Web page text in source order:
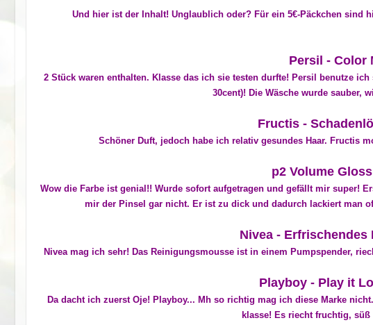
Und hier ist der Inhalt! Unglaublich oder? Für ein 5€-Päckchen sind
Persil - Color
2 Stück waren enthalten. Klasse das ich sie testen durfte! Persil benutze
30cent)! Die Wäsche wurde sauber,
Fructis -
Schöner Duft, jedoch habe ich relativ gesundes Haar. Fructis
p2 Volume
Wow die Farbe ist genial!! Wurde sofort aufgetragen und gefällt mir super!
mir der Pinsel gar nicht. Er ist zu dick und dadurch lackiert man
Nivea -
Nivea mag ich sehr! Das Reinigungsmousse ist in einem Pumpspender,
Playboy - Play it
Da dacht ich zuerst Oje! Playboy... Mh so richtig mag ich diese Marke
klasse! Es riecht fruchtig,